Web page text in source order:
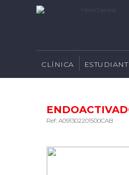
CLÍNICA
Ref: A091302201500CAB